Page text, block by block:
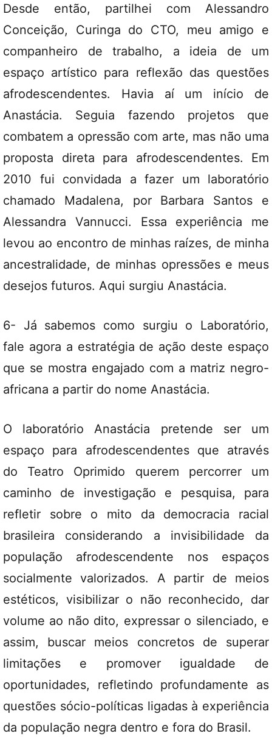
Desde então, partilhei com Alessandro
Conceição, Curinga do CTO, meu amigo e
companheiro de trabalho, a ideia de um
espaço artístico para reflexão das questões
afrodescendentes. Havia aí um início de
Anastácia. Seguia fazendo projetos que
combatem a opressão com arte, mas não uma
proposta direta para afrodescendentes. Em
2010 fui convidada a fazer um laboratório
chamado Madalena, por Barbara Santos e
Alessandra Vannucci. Essa experiência me
levou ao encontro de minhas raízes, de minha
ancestralidade, de minhas opressões e meus
desejos futuros. Aqui surgiu Anastácia.
6- Já sabemos como surgiu o Laboratório,
fale agora a estratégia de ação deste espaço
que se mostra engajado com a matriz negro-
africana a partir do nome Anastácia.
O laboratório Anastácia pretende ser um
espaço para afrodescendentes que através
do Teatro Oprimido querem percorrer um
caminho de investigação e pesquisa, para
refletir sobre o mito da democracia racial
brasileira considerando a invisibilidade da
população afrodescendente nos espaços
socialmente valorizados. A partir de meios
estéticos, visibilizar o não reconhecido, dar
volume ao não dito, expressar o silenciado, e
assim, buscar meios concretos de superar
limitações e promover igualdade de
oportunidades, refletindo profundamente as
questões sócio-políticas ligadas à experiência
da população negra dentro e fora do Brasil.